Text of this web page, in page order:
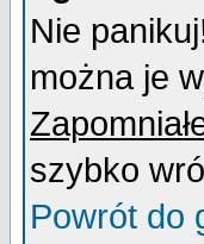
Nie
można je
szybko
Powrót do